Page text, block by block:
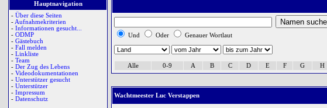
Hauptnavigation
- Über diese Seiten
- Aufnahmekriterien
- Informationen gesucht...
- ODMP
- Gästebuch
- Fall melden
- Linkliste
- Team
- Der Zug des Lebens
- Videodokumentationen
- Unterstützer gesucht
- Unterstützer
- Impressum
- Datenschutz
Und Oder Genauer Wortlaut
Alle 0-9 A B C D E F G H
Wachtmeester Luc Verstappen